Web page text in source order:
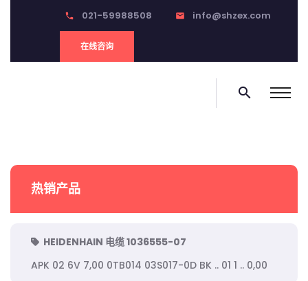
phone 021-59988508 email info@shzex.com
在线咨询
search
热销产品
HEIDENHAIN 电缆 1036555-07
APK 02 6V 7,00 0TB014 03S017-0D BK .. 01 1 .. 0,00